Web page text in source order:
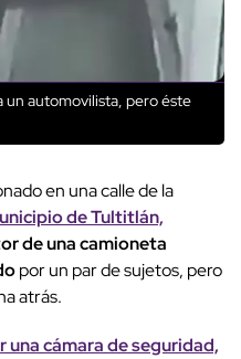
un automovilista, pero éste
en una calle de la
de Tultitlán,
de una camioneta
por un par de sujetos, pero
atrás.
cámara de seguridad,